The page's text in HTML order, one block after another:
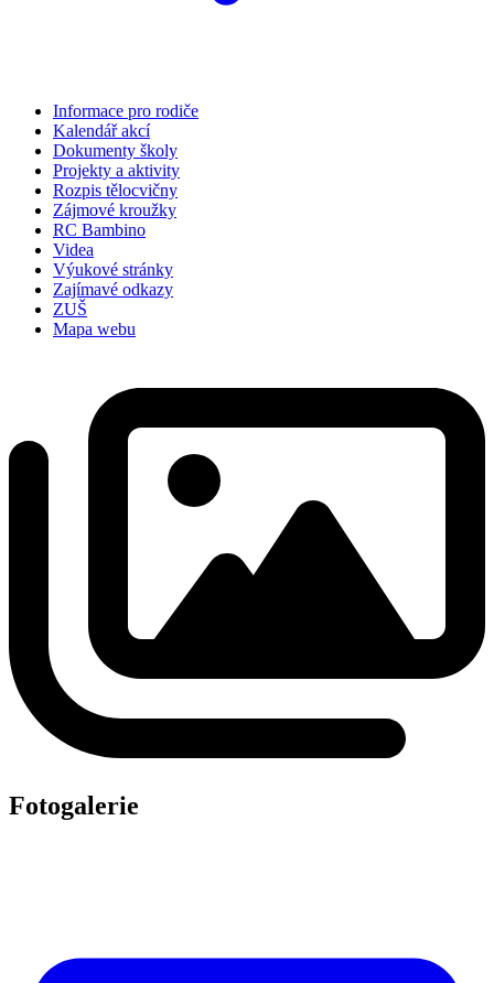
Informace pro rodiče
Kalendář akcí
Dokumenty školy
Projekty a aktivity
Rozpis tělocvičny
Zájmové kroužky
RC Bambino
Videa
Výukové stránky
Zajímavé odkazy
ZUŠ
Mapa webu
Fotogalerie